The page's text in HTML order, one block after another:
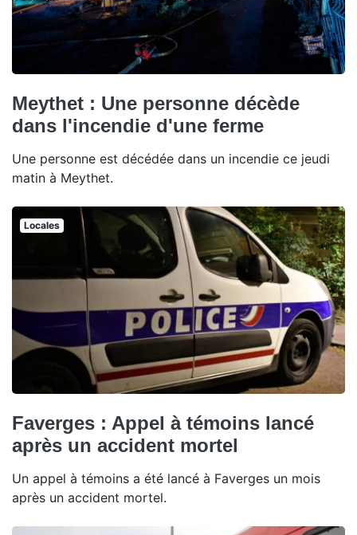
Meythet : Une personne décède
dans l'incendie d'une ferme
Une personne est décédée dans un incendie ce jeudi
matin à Meythet.
Locales
Faverges : Appel à témoins lancé
après un accident mortel
Un appel à témoins a été lancé à Faverges un mois
après un accident mortel.